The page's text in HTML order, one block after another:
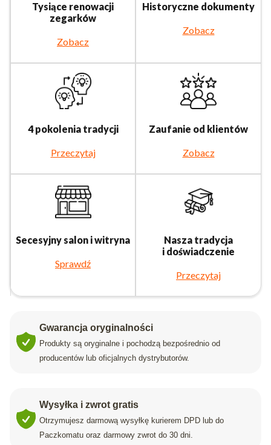
Tysiące renowacji
zegarków
Zobacz
Historyczne dokumenty
Zobacz
4 pokolenia tradycji
Przeczytaj
Zaufanie od klientów
Zobacz
Secesyjny salon i witryna
Sprawdź
Nasza tradycja
i doświadczenie
Przeczytaj
Gwarancja oryginalności
Produkty są oryginalne i pochodzą bezpośrednio od
producentów lub oficjalnych dystrybutorów.
Wysyłka i zwrot gratis
Otrzymujesz darmową wysyłkę kurierem DPD lub do
Paczkomatu oraz darmowy zwrot do 30 dni.